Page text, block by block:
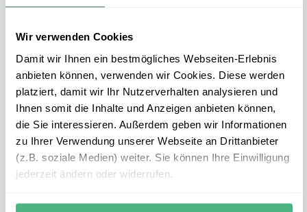
Wir verwenden Cookies
Damit wir Ihnen ein bestmögliches Webseiten-Erlebnis
anbieten können, verwenden wir Cookies. Diese werden
platziert, damit wir Ihr Nutzerverhalten analysieren und
Ihnen somit die Inhalte und Anzeigen anbieten können,
die Sie interessieren. Außerdem geben wir Informationen
zu Ihrer Verwendung unserer Webseite an Drittanbieter
(z.B. soziale Medien) weiter. Sie können Ihre Einwilligung
jederzeit ändern oder widerrufen.
E-Mail
italien-familienreisen@erleb
e.de